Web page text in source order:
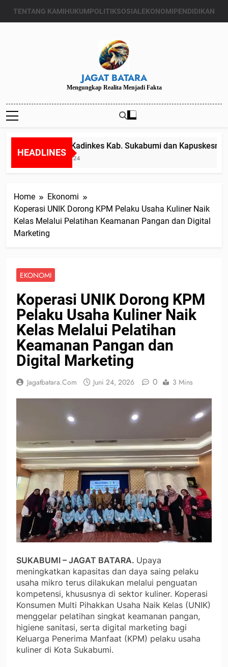
TENTANG KAMIHUKUMPOLITIKSOSIALEKONOMIPENDIDIKAN
JAGAT BATARA
Mengungkap Realita Menjadi Fakta
HEADLINES
Diduga Kadinkes Kab. Sukabumi dan
Juli 24, 2024
Home
Ekonomi
Koperasi UNIK Dorong KPM Pelaku Usaha Kuliner Naik
Kelas Melalui Pelatihan Keamanan Pangan dan Digital
Marketing
EKONOMI
Koperasi UNIK Dorong KPM
Pelaku Usaha Kuliner Naik
Kelas Melalui Pelatihan
Keamanan Pangan dan
Digital Marketing
Jagatbatara.com Juni 24, 2026 0 3 Mins
SUKABUMI – JAGAT BATARA. Upaya
meningkatkan kapasitas dan daya saing pelaku
usaha mikro terus dilakukan melalui penguatan
kompetensi, khususnya di sektor kuliner. Koperasi
Konsumen Multi Pihakkan Usaha Naik Kelas (UNIK)
menggelar pelatihan singkat keamanan pangan,
higiene sanitasi, serta digital marketing bagi
Keluarga Penerima Manfaat (KPM) pelaku usaha
kuliner di Kota Sukabumi.